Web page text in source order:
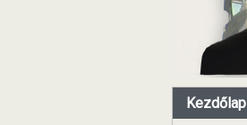
Kezdőlap